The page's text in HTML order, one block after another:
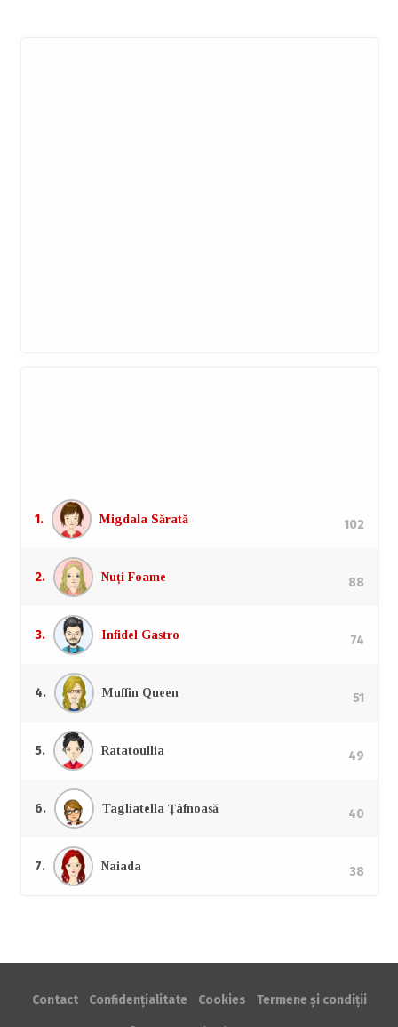
1. Migdala Sărată 102
2. Nuți Foame 88
3. Infidel Gastro 74
4. Muffin Queen 51
5. Ratatoullia 49
6. Tagliatella Țâfnoasă 40
7. Naiada 38
Contact Confidențialitate Cookies Termene și condiții